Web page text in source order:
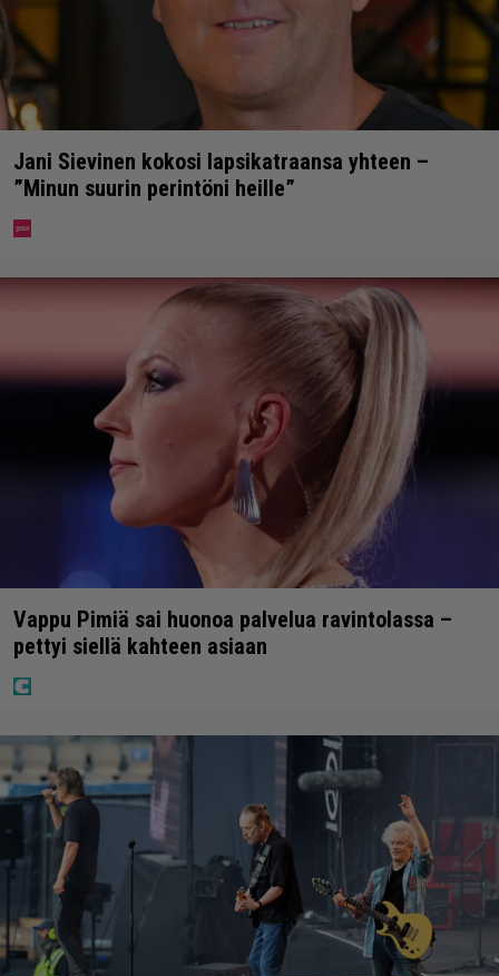
Jani Sievinen kokosi lapsikatraansa yhteen –
”Minun suurin perintöni heille”
Vappu Pimiä sai huonoa palvelua ravintolassa –
pettyi siellä kahteen asiaan